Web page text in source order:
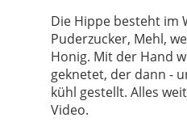
Die Hippe besteht im
Puderzucker, Mehl,
Honig. Mit der Hand
geknetet, der dann -
kühl gestellt. Alles
Video.